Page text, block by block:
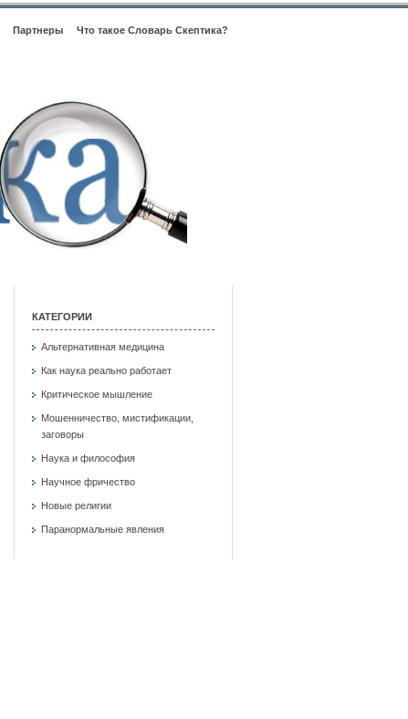
Партнеры Что такое Словарь Скептика?
КАТЕГОРИИ
Альтернативная медицина
Как наука реально работает
Критическое мышление
Мошенничество, мистификации,
заговоры
Наука и философия
Научное фричество
Новые религии
Паранормальные явления